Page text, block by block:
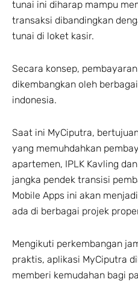
tunai ini diharap mampu
transaksi dibandingkan
tunai di loket kasir.
Secara konsep,
dikembangkan oleh
indonesia.
Saat ini MyCiputra,
yang memuhdahkan
apartemen, IPLK Kavling
jangka pendek transisi
Mobile Apps ini akan
ada di berbagai projek
Mengikuti perkembangan
praktis, aplikasi MyCiputra
memberi kemudahan bagi